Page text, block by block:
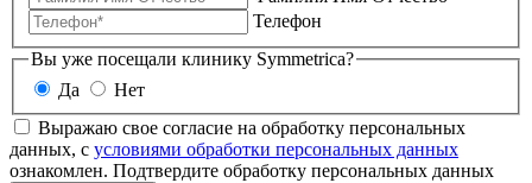
Телефон
Вы уже посещали клинику Symmetrica?
Да
Нет
Выражаю свое согласие на обработку персональных
данных, с условиями обработки персональных данных
ознакомлен. Подтвердите обработку персональных данных